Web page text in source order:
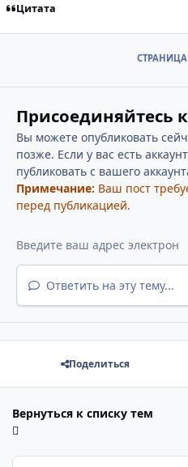
Цитата
СТРАНИЦА
Присоединяйтесь
Вы можете опубликовать
позже. Если у вас есть
публиковать с вашего
Примечание: Ваш пост
перед публикацией.
Ответить на эту тему...
Поделиться
Вернуться к списку тем